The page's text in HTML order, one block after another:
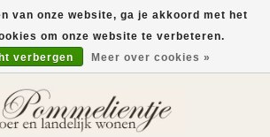
van onze website, ga je akkoord met het
om onze website te verbeteren.
verbergen
Meer over cookies »